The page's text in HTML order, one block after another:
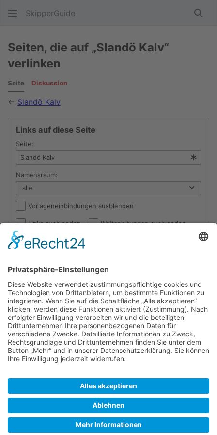
SkipperGuide
Seiten, die auf „Slandö Kalv“
verlinken
Seite Diskussion
← Slandö Kalv
Links auf diese Seite
Seite:
Namensraum:
Vorlageneinbindungen ausblenden
Links ausblenden Weiterleitungen ausblenden
Los
Die folgenden Seiten verlinken auf
Angezeigt wird ein Eintrag.
Zeige ( vorherige 50|nächste 50) (20|50|100| 250
|500)
Benutzer:Rumpf/Törnbericht 2019 Ostschweden via
Dänemark (← Links)
Zeige (vorherige 50|nächste 50
SkipperGuide